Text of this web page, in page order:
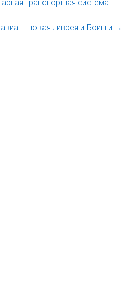
транспортная система
— новая ливрея и Боинги →